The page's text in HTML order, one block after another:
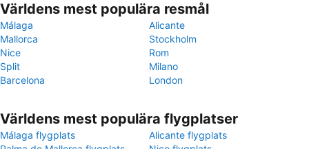
Världens mest populära resmål
Málaga
Alicante
Mallorca
Stockholm
Nice
Rom
Split
Milano
Barcelona
London
Världens mest populära flygplatser
Málaga flygplats
Alicante flygplats